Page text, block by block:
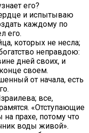
его?
и испытываю
каждому по
его.
которых не несла;
неправдою:
дней своих, и
своем.
от начала, есть
все,
«Отступающие
прахе, потому что
воды живой».